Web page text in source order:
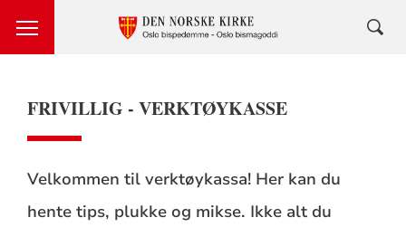
FRIVILLIG - VERKTØYKASSE
Velkommen til verktøykassa! Her kan du
hente tips, plukke og mikse. Ikke alt du